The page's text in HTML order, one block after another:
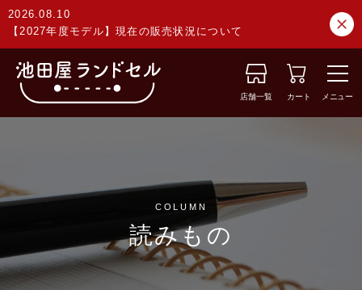
2026.08.10
【2027年度モデル】現在の販売状況について
店舗一覧 カート メニュー
COLUMN
読みもの